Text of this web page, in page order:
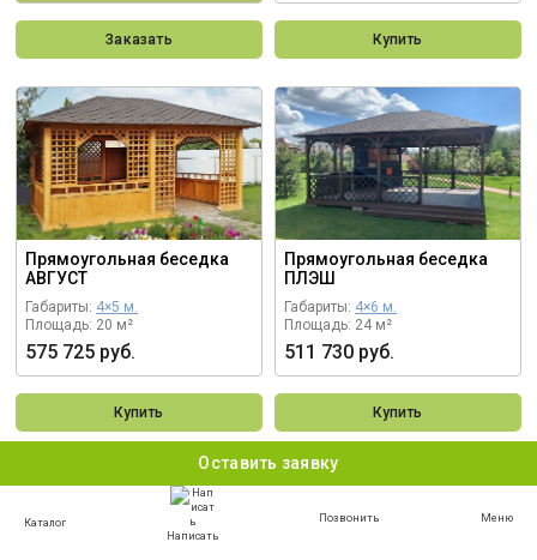
Заказать Купить
Прямоугольная беседка
АВГУСТ
Габариты: 4×5 м.
Площадь: 20 м²
575 725 руб.
Купить
Прямоугольная беседка
ПЛЭШ
Габариты: 4×6 м.
Площадь: 24 м²
511 730 руб.
Купить
Оставить заявку
Каталог
Написать
Позвонить Меню